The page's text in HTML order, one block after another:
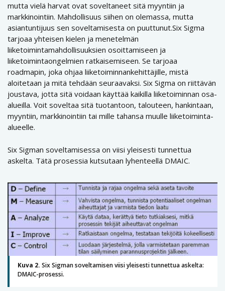
mutta vielä harvat ovat soveltaneet sitä myyntiin ja
markkinointiin. Mahdollisuus siihen on olemassa, mutta
asiantuntijuus sen soveltamisesta on puuttunut.Six Sigma
tarjoaa yhteisen kielen ja menetelmän
liiketoimintamahdollisuuksien osoittamiseen ja
liiketoimintaongelmien ratkaisemiseen. Se tarjoaa
roadmapin, joka ohjaa liiketoiminnankehittäjille, mistä
aloitetaan ja mitä tehdään seuraavaksi. Six Sigma on riittävän
joustava, jotta sitä voidaan käyttää kaikilla liiketoiminnan osa-
alueilla. Voit soveltaa sitä tuotantoon, talouteen, hankintaan,
myyntiin, markkinointiin tai mille tahansa muulle liiketoiminta-
alueelle.
Six Sigman soveltamisessa on viisi yleisesti tunnettua
askelta. Tätä prosessia kutsutaan lyhenteellä DMAIC.
Kuva 2. Six Sigman soveltamisen viisi yleisesti tunnettua askelta:
DMAIC-prosessi.